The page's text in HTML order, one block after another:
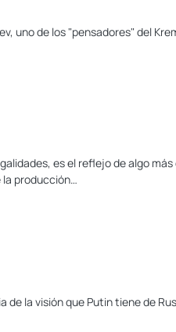
uno de los "pensadores" del
es el reflejo de algo
la producción…
la visión que Putin tiene de